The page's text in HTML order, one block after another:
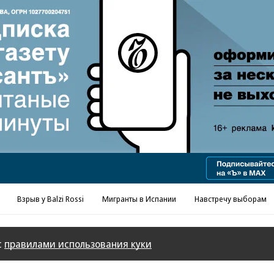
Реклама в «Ъ» www.kommersant.ru/ad
Взрыв у Balzi Rossi Мигранты в Испании Навстречу выборам
правилами использования куки